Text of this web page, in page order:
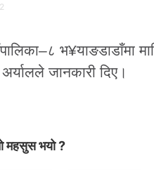
भ¥याङडाडाँमा
जानकारी दिए।
महसुस भयो ?